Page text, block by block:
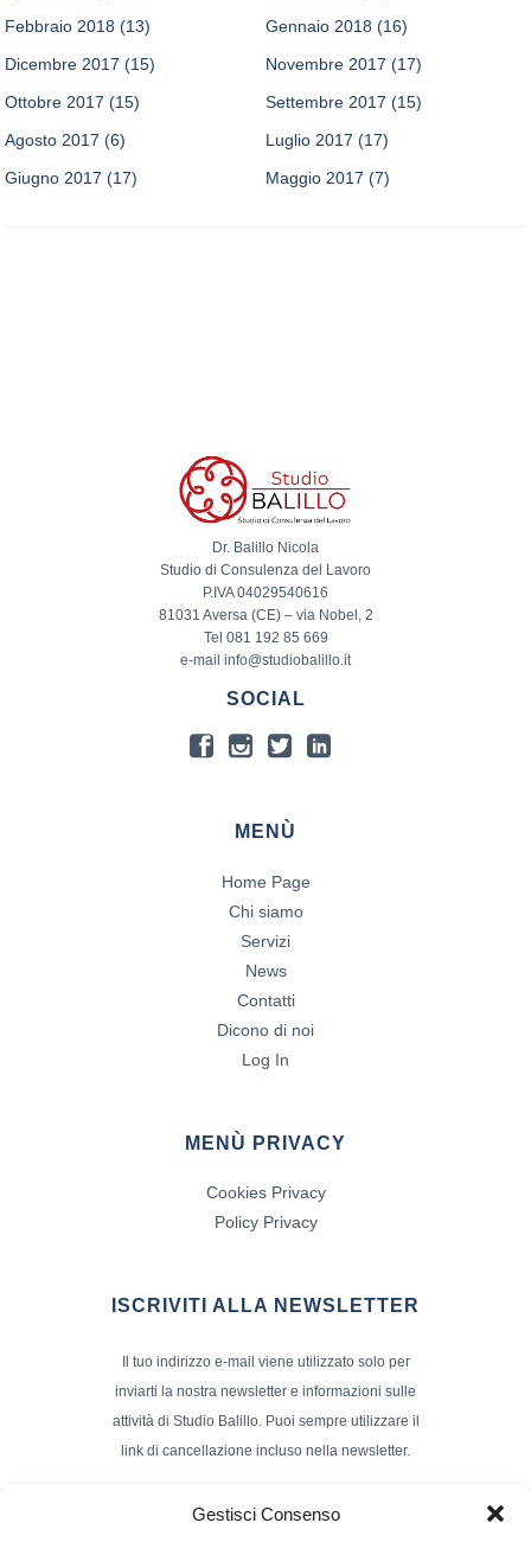
Gestisci Consenso
Febbraio 2018 (13) Gennaio 2018 (16)
Dicembre 2017 (15) Novembre 2017 (17)
Ottobre 2017 (15) Settembre 2017 (15)
Agosto 2017 (6) Luglio 2017 (17)
Giugno 2017 (17) Maggio 2017 (7)
Dr. Balillo Nicola
Studio di Consulenza del Lavoro
P.IVA 04029540616
81031 Aversa (CE) – via Nobel, 2
Tel 081 192 85 669
e-mail info@studiobalillo.it
SOCIAL
MENÙ
Home Page
Chi siamo
Servizi
News
Contatti
Dicono di noi
Log In
MENÙ PRIVACY
Cookies Privacy
Policy Privacy
ISCRIVITI ALLA NEWSLETTER
Il tuo indirizzo e-mail viene utilizzato solo per
inviarti la nostra newsletter e informazioni sulle
attività di Studio Balillo. Puoi sempre utilizzare il
link di cancellazione incluso nella newsletter.